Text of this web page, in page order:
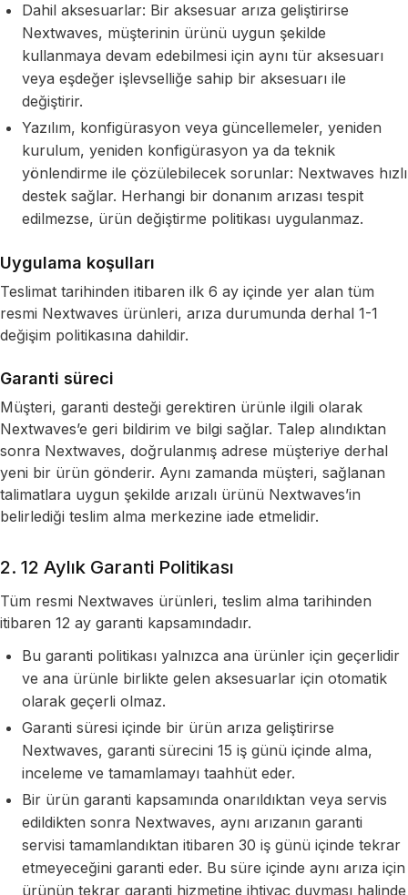
Dahil aksesuarlar: Bir aksesuar arıza geliştirirse
Nextwaves, müşterinin ürünü uygun şekilde
kullanmaya devam edebilmesi için aynı tür aksesuarı
veya eşdeğer işlevselliğe sahip bir aksesuarı ile
değiştirir.
Yazılım, konfigürasyon veya güncellemeler, yeniden
kurulum, yeniden konfigürasyon ya da teknik
yönlendirme ile çözülebilecek sorunlar: Nextwaves hızlı
destek sağlar. Herhangi bir donanım arızası tespit
edilmezse, ürün değiştirme politikası uygulanmaz.
Uygulama koşulları
Teslimat tarihinden itibaren ilk 6 ay içinde yer alan tüm
resmi Nextwaves ürünleri, arıza durumunda derhal 1-1
değişim politikasına dahildir.
Garanti süreci
Müşteri, garanti desteği gerektiren ürünle ilgili olarak
Nextwaves’e geri bildirim ve bilgi sağlar. Talep alındıktan
sonra Nextwaves, doğrulanmış adrese müşteriye derhal
yeni bir ürün gönderir. Aynı zamanda müşteri, sağlanan
talimatlara uygun şekilde arızalı ürünü Nextwaves’in
belirlediği teslim alma merkezine iade etmelidir.
2. 12 Aylık Garanti Politikası
Tüm resmi Nextwaves ürünleri, teslim alma tarihinden
itibaren 12 ay garanti kapsamındadır.
Bu garanti politikası yalnızca ana ürünler için geçerlidir
ve ana ürünle birlikte gelen aksesuarlar için otomatik
olarak geçerli olmaz.
Garanti süresi içinde bir ürün arıza geliştirirse
Nextwaves, garanti sürecini 15 iş günü içinde alma,
inceleme ve tamamlamayı taahhüt eder.
Bir ürün garanti kapsamında onarıldıktan veya servis
edildikten sonra Nextwaves, aynı arızanın garanti
servisi tamamlandıktan itibaren 30 iş günü içinde tekrar
etmeyeceğini garanti eder. Bu süre içinde aynı arıza için
ürünün tekrar garanti hizmetine ihtiyaç duyması halinde